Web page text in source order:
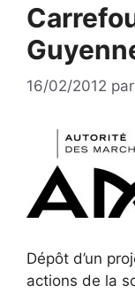
16/02/2012 par
Dépôt d’un
actions de la